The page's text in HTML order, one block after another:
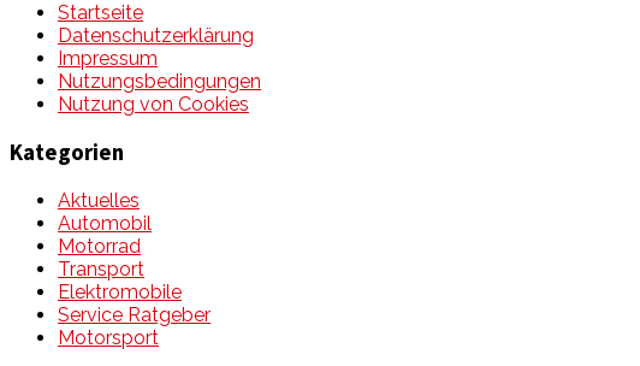
Startseite
Datenschutzerklärung
Impressum
Nutzungsbedingungen
Nutzung von Cookies
Kategorien
Aktuelles
Automobil
Motorrad
Transport
Elektromobile
Service Ratgeber
Motorsport